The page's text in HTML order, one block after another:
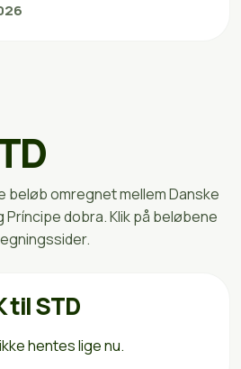
beløb omregnet mellem Danske
dobra. Klik på beløbene
til STD
hentes lige nu.